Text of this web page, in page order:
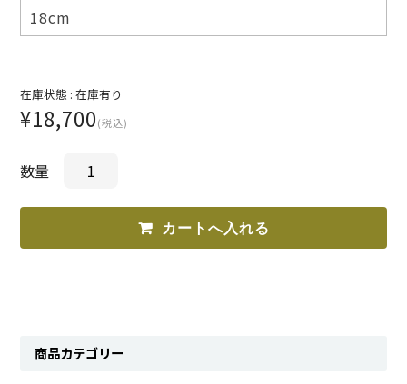
URU TOKYO【ウル トーキョー】
WEST’S OVERALLS【ウエストオーバーオールズ】
ITEM
TOPS
OUTER
SHIRT
在庫状態 :在庫有り
¥18,700(税込)
数量
商品カテゴリー